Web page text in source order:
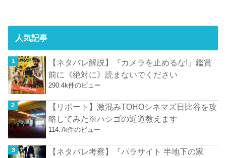
人気記事
【ネタバレ解説】『カメラを止めるな!』鑑賞
前に《絶対に》読まないでください
290.4k件のビュー
【リポート】激混みTOHOシネマズ日比谷を攻
略してみた※ハシゴの近道教えます
114.7k件のビュー
【ネタバレ考察】『パラサイト 半地下の家